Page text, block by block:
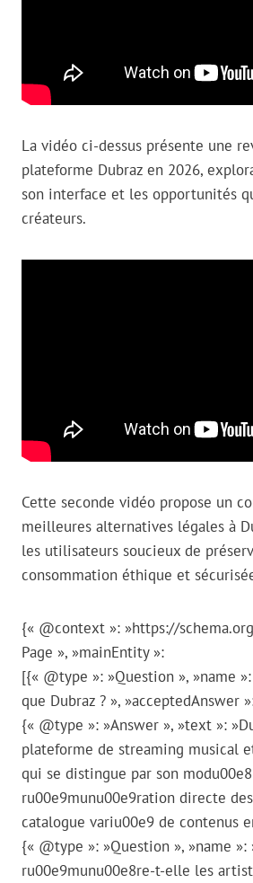
La vidéo ci-dessus présente une
plateforme Dubraz en 2026,
son interface et les opportunités
créateurs.
Cette seconde vidéo propose un
meilleures alternatives légales à
les utilisateurs soucieux de
consommation éthique et
{« @context »: »https://
Page », »mainEntity »:
[{« @type »: »Question », »name
que Dubraz ? », »acceptedAnswer
{« @type »: »Answer », »text »:
plateforme de streaming musical
qui se distingue par son
ru00e9munu00e9ration directe
catalogue variu00e9 de contenus
{« @type »: »Question », »name »:
ru00e9munu00e8re-t-elle les